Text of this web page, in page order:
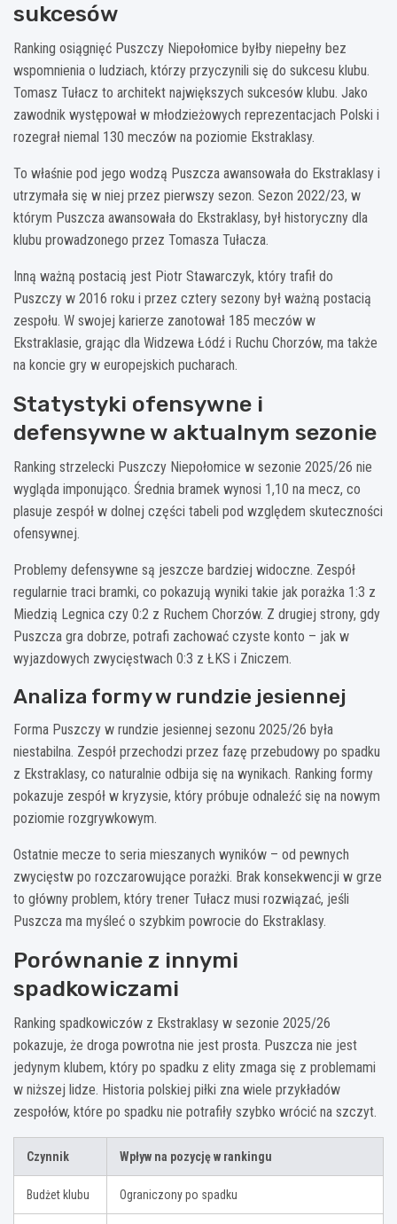
sukcesów
Ranking osiągnięć Puszczy Niepołomice byłby niepełny bez
wspomnienia o ludziach, którzy przyczynili się do sukcesu klubu.
Tomasz Tułacz to architekt największych sukcesów klubu. Jako
zawodnik występował w młodzieżowych reprezentacjach Polski i
rozegrał niemal 130 meczów na poziomie Ekstraklasy.
To właśnie pod jego wodzą Puszcza awansowała do Ekstraklasy i
utrzymała się w niej przez pierwszy sezon. Sezon 2022/23, w
którym Puszcza awansowała do Ekstraklasy, był historyczny dla
klubu prowadzonego przez Tomasza Tułacza.
Inną ważną postacią jest Piotr Stawarczyk, który trafił do
Puszczy w 2016 roku i przez cztery sezony był ważną postacią
zespołu. W swojej karierze zanotował 185 meczów w
Ekstraklasie, grając dla Widzewa Łódź i Ruchu Chorzów, ma także
na koncie gry w europejskich pucharach.
Statystyki ofensywne i
defensywne w aktualnym sezonie
Ranking strzelecki Puszczy Niepołomice w sezonie 2025/26 nie
wygląda imponująco. Średnia bramek wynosi 1,10 na mecz, co
plasuje zespół w dolnej części tabeli pod względem skuteczności
ofensywnej.
Problemy defensywne są jeszcze bardziej widoczne. Zespół
regularnie traci bramki, co pokazują wyniki takie jak porażka 1:3 z
Miedzią Legnica czy 0:2 z Ruchem Chorzów. Z drugiej strony, gdy
Puszcza gra dobrze, potrafi zachować czyste konto – jak w
wyjazdowych zwycięstwach 0:3 z ŁKS i Zniczem.
Analiza formy w rundzie jesiennej
Forma Puszczy w rundzie jesiennej sezonu 2025/26 była
niestabilna. Zespół przechodzi przez fazę przebudowy po spadku
z Ekstraklasy, co naturalnie odbija się na wynikach. Ranking formy
pokazuje zespół w kryzysie, który próbuje odnaleźć się na nowym
poziomie rozgrywkowym.
Ostatnie mecze to seria mieszanych wyników – od pewnych
zwycięstw po rozczarowujące porażki. Brak konsekwencji w grze
to główny problem, który trener Tułacz musi rozwiązać, jeśli
Puszcza ma myśleć o szybkim powrocie do Ekstraklasy.
Porównanie z innymi
spadkowiczami
Ranking spadkowiczów z Ekstraklasy w sezonie 2025/26
pokazuje, że droga powrotna nie jest prosta. Puszcza nie jest
jedynym klubem, który po spadku z elity zmaga się z problemami
w niższej lidze. Historia polskiej piłki zna wiele przykładów
zespołów, które po spadku nie potrafiły szybko wrócić na szczyt.
Czynnik Wpływ na pozycję w rankingu
Budżet klubu Ograniczony po spadku